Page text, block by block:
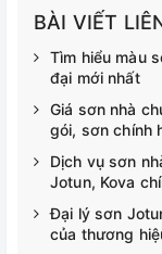
BÀI VIẾT
Tìm hiểu màu
đại mới nhất
Giá sơn nhà
gói, sơn chính
Dịch vụ sơn
Jotun, Kova
Đại lý sơn
của thương